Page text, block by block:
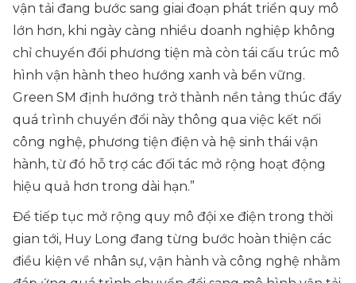
vận tải đang bước sang giai đoạn phát triển quy mô
lớn hơn, khi ngày càng nhiều doanh nghiệp không
chỉ chuyển đổi phương tiện mà còn tái cấu trúc mô
hình vận hành theo hướng xanh và bền vững.
Green SM định hướng trở thành nền tảng thúc đẩy
quá trình chuyển đổi này thông qua việc kết nối
công nghệ, phương tiện điện và hệ sinh thái vận
hành, từ đó hỗ trợ các đối tác mở rộng hoạt động
hiệu quả hơn trong dài hạn.”
Để tiếp tục mở rộng quy mô đội xe điện trong thời
gian tới, Huy Long đang từng bước hoàn thiện các
điều kiện về nhân sự, vận hành và công nghệ nhằm